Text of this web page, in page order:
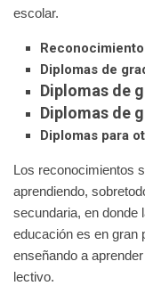
escolar.
Diplomas de
Diplomas de
Diplomas de
Diplomas para
Los reconocimientos
aprendiendo,
secundaria, en donde
educación es en gran
enseñando a
lectivo.